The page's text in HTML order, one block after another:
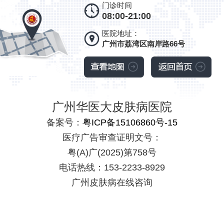
门诊时间
08:00-21:00
医院地址：
广州市荔湾区南岸路66号
广州华医大皮肤病医院
备案号： 粤ICP备15106860号-15
医疗广告审查证明文号：
粤(A)广(2025)第758号
电话热线：153-2233-8929
广州皮肤病在线咨询